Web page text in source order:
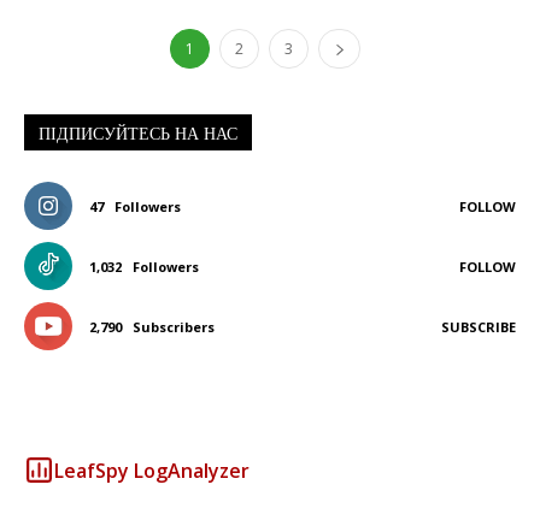
1 2 3
ПІДПИСУЙТЕСЬ НА НАС
47 Followers FOLLOW
1,032 Followers FOLLOW
2,790 Subscribers SUBSCRIBE
LeafSpy LogAnalyzer